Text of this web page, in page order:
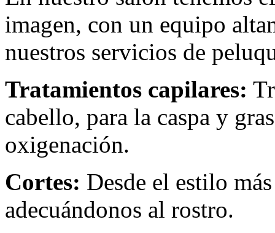
imagen, con un equipo
nuestros servicios de
Tratamientos capilares:
cabello, para la caspa y
oxigenación.
Cortes: Desde el estilo
adecuándonos al rostro.